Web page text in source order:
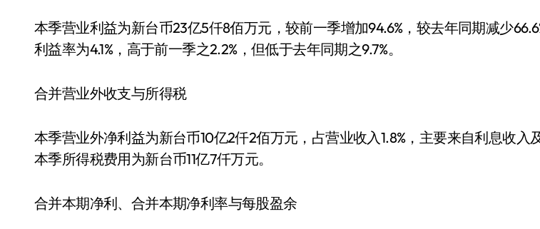
本季营业利益为新台币23亿5仟8佰万元，较前一季增加94.6%，较去年同期减少
利益率为4.1%，高于前一季之2.2%，但低于去年同期之9.7%。
合并营业外收支与所得税
本季营业外净利益为新台币10亿2仟2佰万元，占营业收入1.8%，主要来自利息收入
本季所得税费用为新台币11亿7仟万元。
合并本期净利、合并本期净利率与每股盈余